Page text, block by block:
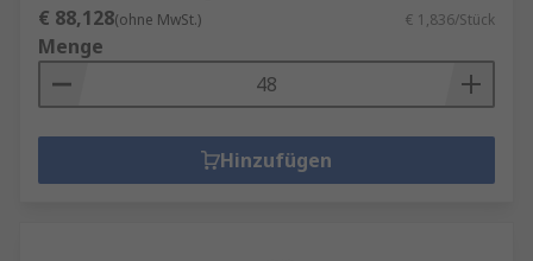
€ 88,128(ohne MwSt.) € 1,836/Stück
Menge
Hinzufügen